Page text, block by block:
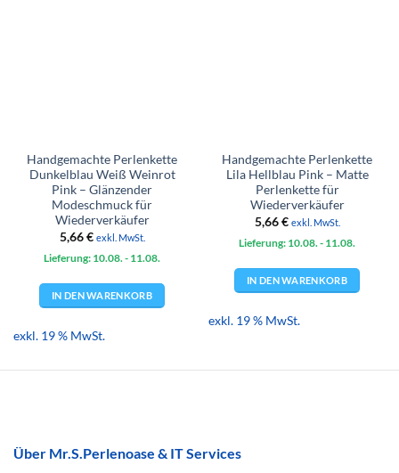
Handgemachte Perlenkette
Dunkelblau Weiß Weinrot
Pink – Glänzender
Modeschmuck für
Wiederverkäufer
5,66€ exkl. MwSt.
Lieferung: 10.08. - 11.08.
IN DEN WARENKORB
exkl. 19 % MwSt.
Handgemachte Perlenkette
Lila Hellblau Pink – Matte
Perlenkette für
Wiederverkäufer
5,66€ exkl. MwSt.
Lieferung: 10.08. - 11.08.
IN DEN WARENKORB
exkl. 19 % MwSt.
Über Mr.S.Perlenoase & IT Services